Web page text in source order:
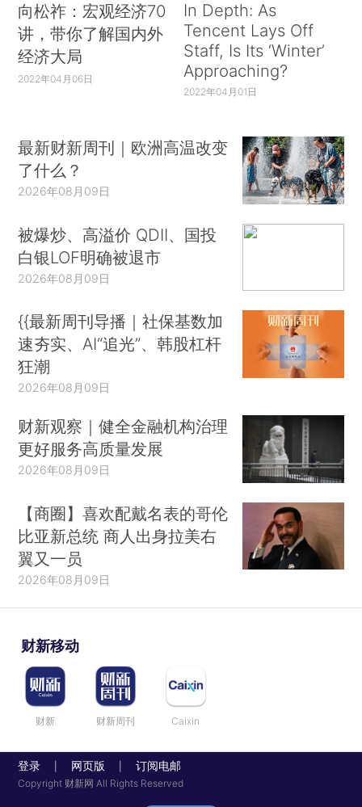
向松祚：宏观经济70
讲，带你了解国内外
经济大局
2022年04月06日
In Depth: As
Tencent Lays Off
Staff, Is Its ‘Winter’
Approaching?
2022年04月01日
最新财新周刊｜欧洲高温改变
了什么？
2026年08月09日
被爆炒、高溢价 QDII、国投
白银LOF明确被退市
2026年08月09日
{{最新周刊导播｜社保基数加
速夯实、AI“追光”、韩股杠杆
狂潮
2026年08月09日
财新观察｜健全金融机构治理
更好服务高质量发展
2026年08月09日
【商圈】喜欢配戴名表的哥伦
比亚新总统 商人出身拉美右
翼又一员
2026年08月09日
财新移动
财新 财新周刊 Caixin
登录 网页版 订阅电邮
Copyright 财新网 All Rights Reserved